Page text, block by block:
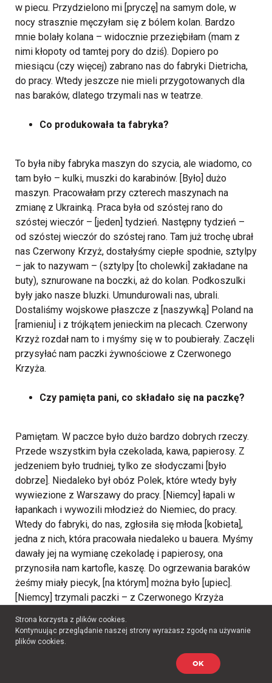
w piecu. Przydzielono mi [pryczę] na samym dole, w
nocy strasznie męczyłam się z bólem kolan. Bardzo
mnie bolały kolana – widocznie przeziębiłam (mam z
nimi kłopoty od tamtej pory do dziś). Dopiero po
miesiącu (czy więcej) zabrano nas do fabryki Dietricha,
do pracy. Wtedy jeszcze nie mieli przygotowanych dla
nas baraków, dlatego trzymali nas w teatrze.
Co produkowała ta fabryka?
To była niby fabryka maszyn do szycia, ale wiadomo, co
tam było – kulki, muszki do karabinów. [Było] dużo
maszyn. Pracowałam przy czterech maszynach na
zmianę z Ukrainką. Praca była od szóstej rano do
szóstej wieczór – [jeden] tydzień. Następny tydzień –
od szóstej wieczór do szóstej rano. Tam już trochę ubrał
nas Czerwony Krzyż, dostałyśmy ciepłe spodnie, sztylpy
– jak to nazywam – (sztylpy [to cholewki] zakładane na
buty), sznurowane na boczki, aż do kolan. Podkoszulki
były jako nasze bluzki. Umundurowali nas, ubrali.
Dostaliśmy wojskowe płaszcze z [naszywką] Poland na
[ramieniu] i z trójkątem jenieckim na plecach. Czerwony
Krzyż rozdał nam to i myśmy się w to poubierały. Zaczęli
przysyłać nam paczki żywnościowe z Czerwonego
Krzyża.
Czy pamięta pani, co składało się na paczkę?
Pamiętam. W paczce było dużo bardzo dobrych rzeczy.
Przede wszystkim była czekolada, kawa, papierosy. Z
jedzeniem było trudniej, tylko ze słodyczami [było
dobrze]. Niedaleko był obóz Polek, które wtedy były
wywiezione z Warszawy do pracy. [Niemcy] łapali w
łapankach i wywozili młodzież do Niemiec, do pracy.
Wtedy do fabryki, do nas, zgłosiła się młoda [kobieta],
jedna z nich, która pracowała niedaleko u bauera. Myśmy
dawały jej na wymianę czekoladę i papierosy, ona
przynosiła nam kartofle, kaszę. Do ogrzewania baraków
żeśmy miały piecyk, [na którym] można było [upiec].
[Niemcy] trzymali paczki – z Czerwonego Krzyża
kapitulacja, to na wynos stamtąd wypadło po dwie i pół
paczki na osobę (jeszcze w drogę, jak już nas
wyprowadzali z Altenburga, żeby [być] jak najdalej od
wojsk, które podchodzą pod Altenburg). Mieliśmy
Strona korzysta z plików cookies.
Kontynuując przeglądanie naszej strony wyrażasz zgodę na używanie
plików cookies.
OK